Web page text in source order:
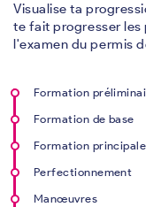
Visualise ta
te fait progresser
l'examen du permis
Formation
Formation de base
Formation principale
Perfectionnement
Manœuvres